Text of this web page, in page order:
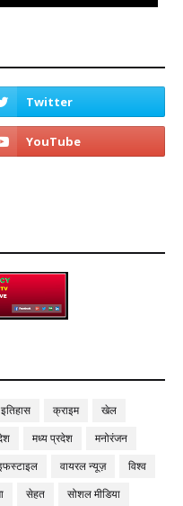
क्राइम
खेल
मध्य प्रदेश
मनोरंजन
वायरल न्यूज़
विश्व
सेहत
सोशल मीडिया